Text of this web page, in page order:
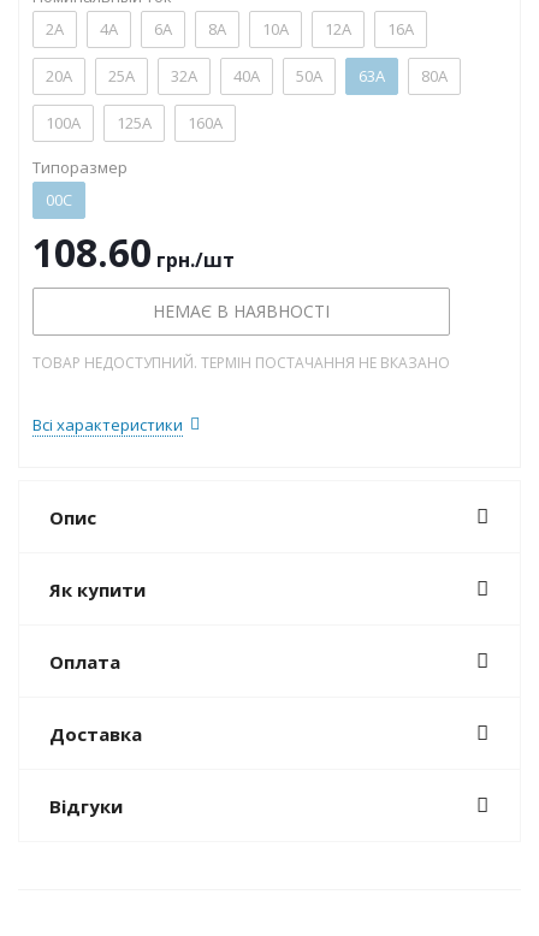
2А
4А 6А 8А 10А 12А 16А
20А 25А 32А 40А 50А 63А 80А
100А 125А 160А
Типоразмер
00C
108.60 грн./шт
НЕМАЄ В НАЯВНОСТІ
ТОВАР НЕДОСТУПНИЙ. ТЕРМІН ПОСТАЧАННЯ НЕ ВКАЗАНО
Всі характеристики
Опис
Як купити
Оплата
Доставка
Відгуки